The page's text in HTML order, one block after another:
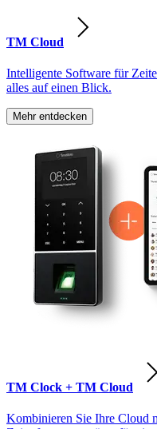
TM Cloud
Intelligente Software für
alles auf einen Blick.
Mehr entdecken
TM Clock + TM Cloud
Kombinieren Sie Ihre Cloud